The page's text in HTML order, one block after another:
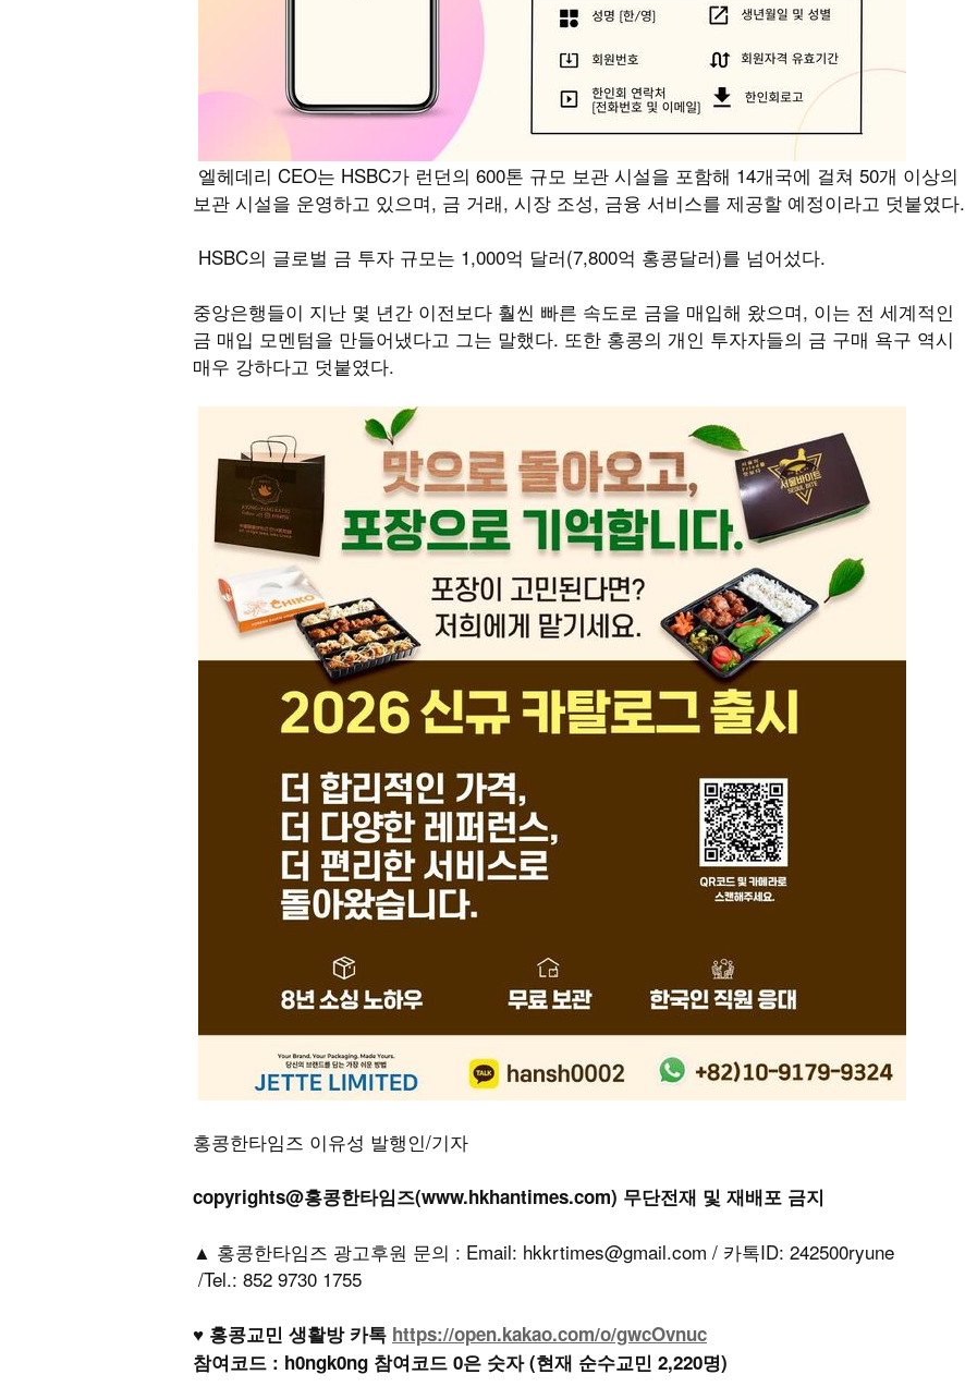
엘헤데리 CEO는 HSBC가 런던의 600톤 규모 보관 시설을 포함해 14개국에 걸쳐 50개 이상의
보관 시설을 운영하고 있으며, 금 거래, 시장 조성, 금융 서비스를 제공할 예정이라고 덧붙였다.
HSBC의 글로벌 금 투자 규모는 1,000억 달러(7,800억 홍콩달러)를 넘어섰다.
중앙은행들이 지난 몇 년간 이전보다 훨씬 빠른 속도로 금을 매입해 왔으며, 이는 전 세계적인
금 매입 모멘텀을 만들어냈다고 그는 말했다. 또한 홍콩의 개인 투자자들의 금 구매 욕구 역시
매우 강하다고 덧붙였다.
홍콩한타임즈 이유성 발행인/기자
copyrights@홍콩한타임즈(www.hkhantimes.com) 무단전재 및 재배포 금지
▲ 홍콩한타임즈 광고후원 문의 : Email: hkkrtimes@gmail.com / 카톡ID: 242500ryune
/Tel.: 852 9730 1755
♥ 홍콩교민 생활방 카톡 https://open.kakao.com/o/gwcOvnuc
참여코드 : h0ngk0ng 참여코드 0은 숫자 (현재 순수교민 2,220명)